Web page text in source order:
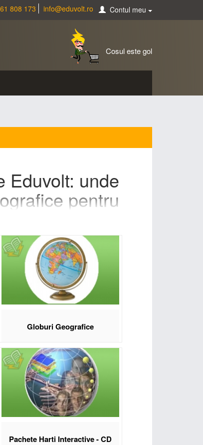
808 173 info@eduvolt.ro Contul meu
Cosul este gol
Eduvolt: unde
pentru
la nivel de gimnaziu și liceu: hărți
Africa, Asia, Australia și hărțile lumii,
CD permit profesorului să activeze sau
în funcție de lecție. Globurile
Globuri Geografice
Pachete Harti Interactive - CD